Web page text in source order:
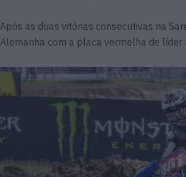
Após as duas vitórias consecutivas na
Alemanha com a placa vermelha de líder